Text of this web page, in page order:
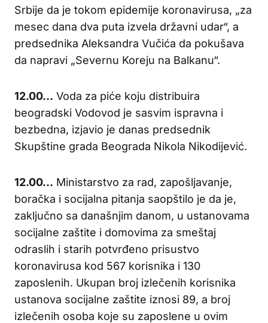
Srbije da je tokom epidemije koronavirusa, „za
mesec dana dva puta izvela državni udar“, a
predsednika Aleksandra Vučića da pokušava
da napravi „Severnu Koreju na Balkanu“.
12.00… Voda za piće koju distribuira
beogradski Vodovod je sasvim ispravna i
bezbedna, izjavio je danas predsednik
Skupštine grada Beograda Nikola Nikodijević.
12.00… Ministarstvo za rad, zapošljavanje,
boračka i socijalna pitanja saopštilo je da je,
zaključno sa današnjim danom, u ustanovama
socijalne zaštite i domovima za smeštaj
odraslih i starih potvrđeno prisustvo
koronavirusa kod 567 korisnika i 130
zaposlenih. Ukupan broj izlečenih korisnika
ustanova socijalne zaštite iznosi 89, a broj
izlečenih osoba koje su zaposlene u ovim